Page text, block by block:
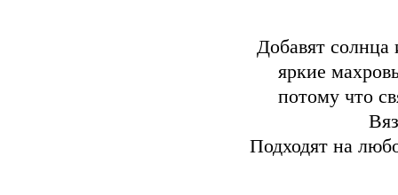
Добавят
яркие
потому что
Подходят на